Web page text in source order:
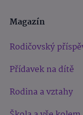
Magazín
Rodičovský
Přídavek na dítě
Rodina a vztahy